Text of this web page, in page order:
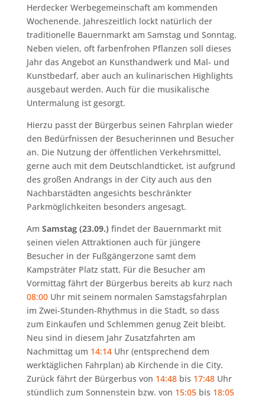
Herdecker Werbegemeinschaft am kommenden
Wochenende. Jahreszeitlich lockt natürlich der
traditionelle Bauernmarkt am Samstag und Sonntag.
Neben vielen, oft farbenfrohen Pflanzen soll dieses
Jahr das Angebot an Kunsthandwerk und Mal- und
Kunstbedarf, aber auch an kulinarischen Highlights
ausgebaut werden. Auch für die musikalische
Untermalung ist gesorgt.
Hierzu passt der Bürgerbus seinen Fahrplan wieder
den Bedürfnissen der Besucherinnen und Besucher
an. Die Nutzung der öffentlichen Verkehrsmittel,
gerne auch mit dem Deutschlandticket, ist aufgrund
des großen Andrangs in der City auch aus den
Nachbarstädten angesichts beschränkter
Parkmöglichkeiten besonders angesagt.
Am Samstag (23.09.) findet der Bauernmarkt mit
seinen vielen Attraktionen auch für jüngere
Besucher in der Fußgängerzone samt dem
Kampsträter Platz statt. Für die Besucher am
Vormittag fährt der Bürgerbus bereits ab kurz nach
08:00 Uhr mit seinem normalen Samstagsfahrplan
im Zwei-Stunden-Rhythmus in die Stadt, so dass
zum Einkaufen und Schlemmen genug Zeit bleibt.
Neu sind in diesem Jahr Zusatzfahrten am
Nachmittag um 14:14 Uhr (entsprechend dem
werktäglichen Fahrplan) ab Kirchende in die City.
Zurück fährt der Bürgerbus von 14:48 bis 17:48 Uhr
stündlich zum Sonnenstein bzw. von 15:05 bis 18:05